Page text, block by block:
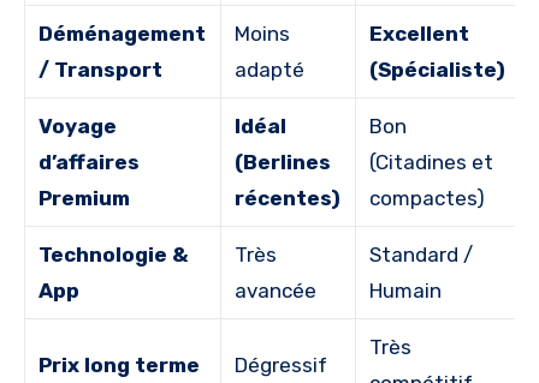
Déménagement
/ Transport
Moins
adapté
Excellent
(Spécialiste)
Voyage
d’affaires
Premium
Idéal
(Berlines
récentes)
Bon
(Citadines et
compactes)
Technologie &
App
Très
avancée
Standard /
Humain
Prix long terme Dégressif
Très